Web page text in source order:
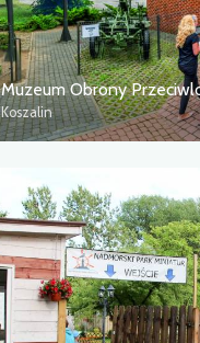
Koszalin